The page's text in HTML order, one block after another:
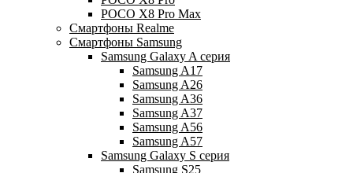
POCO X8 Pro Max
Смартфоны Realme
Смартфоны Samsung
Samsung Galaxy A серия
Samsung A17
Samsung A26
Samsung A36
Samsung A37
Samsung A56
Samsung A57
Samsung Galaxy S серия
Samsung S25